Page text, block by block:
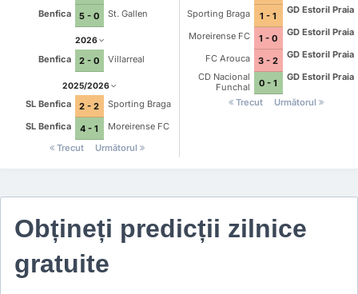
Benfica
5 - 0 St. Gallen
2026
Benfica 2 - 0 Villarreal
2025/2026
SL Benfica 2 - 2
Sporting Braga
SL Benfica
4 - 1
Moreirense FC
Trecut
Următorul
Sporting Braga 1 - 1
GD Estoril Praia
Moreirense FC 1 - 0
GD Estoril Praia
FC Arouca 3 - 2
GD Estoril Praia
CD Nacional
Funchal
0 - 1
GD Estoril Praia
Trecut Următorul
Obțineți predicții zilnice
gratuite